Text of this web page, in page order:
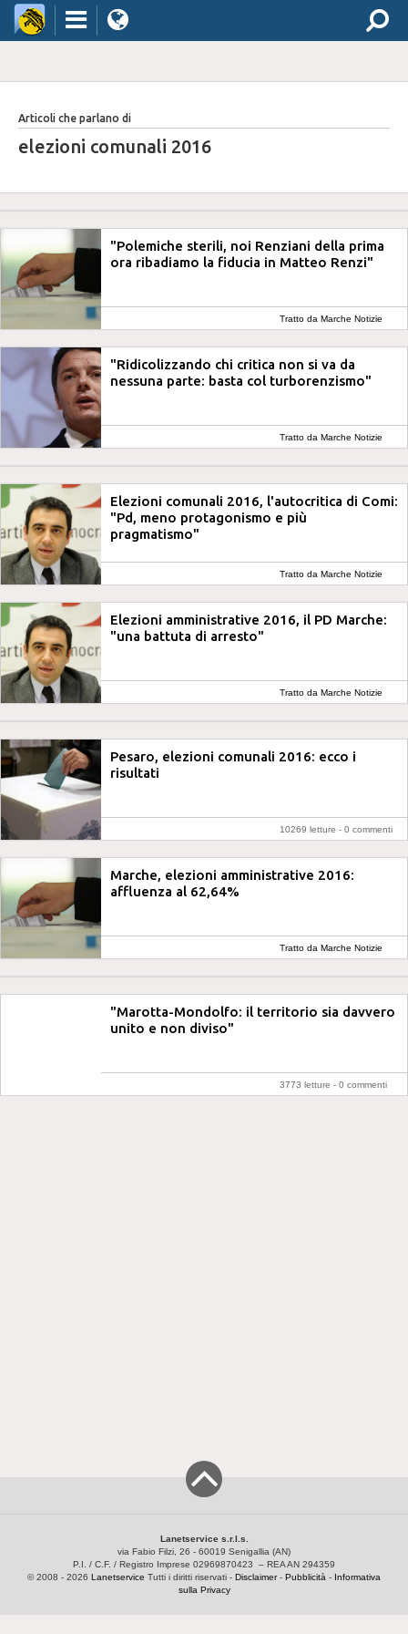
Articoli che parlano di
elezioni comunali 2016
"Polemiche sterili, noi Renziani della prima
ora ribadiamo la fiducia in Matteo Renzi"
Tratto da Marche Notizie
"Ridicolizzando chi critica non si va da
nessuna parte: basta col turborenzismo"
Tratto da Marche Notizie
Elezioni comunali 2016, l'autocritica di Comi:
"Pd, meno protagonismo e più
pragmatismo"
Tratto da Marche Notizie
Elezioni amministrative 2016, il PD Marche:
"una battuta di arresto"
Tratto da Marche Notizie
Pesaro, elezioni comunali 2016: ecco i
risultati
10269 letture - 0 commenti
Marche, elezioni amministrative 2016:
affluenza al 62,64%
Tratto da Marche Notizie
"Marotta-Mondolfo: il territorio sia davvero
unito e non diviso"
3773 letture - 0 commenti
Lanetservice s.r.l.s.
via Fabio Filzi, 26 - 60019 Senigallia (AN)
P.I. / C.F. / Registro Imprese 02969870423 – REA AN 294359
© 2008 - 2026 Lanetservice Tutti i diritti riservati - Disclaimer- Pubblicità - Informativa
sulla Privacy